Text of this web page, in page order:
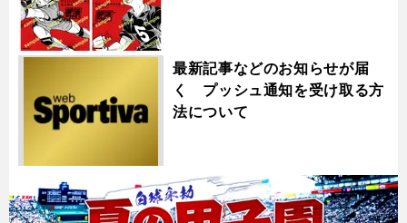
最新記事などのお知らせが届
く プッシュ通知を受け取る方
法について